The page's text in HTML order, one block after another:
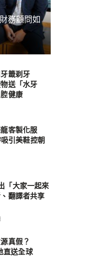
務顧問如
牙籤剃牙
送「水牙
健康
客製化服
引美鞋控朝
「大家一起來
翻譯者共享
真假？
直送全球